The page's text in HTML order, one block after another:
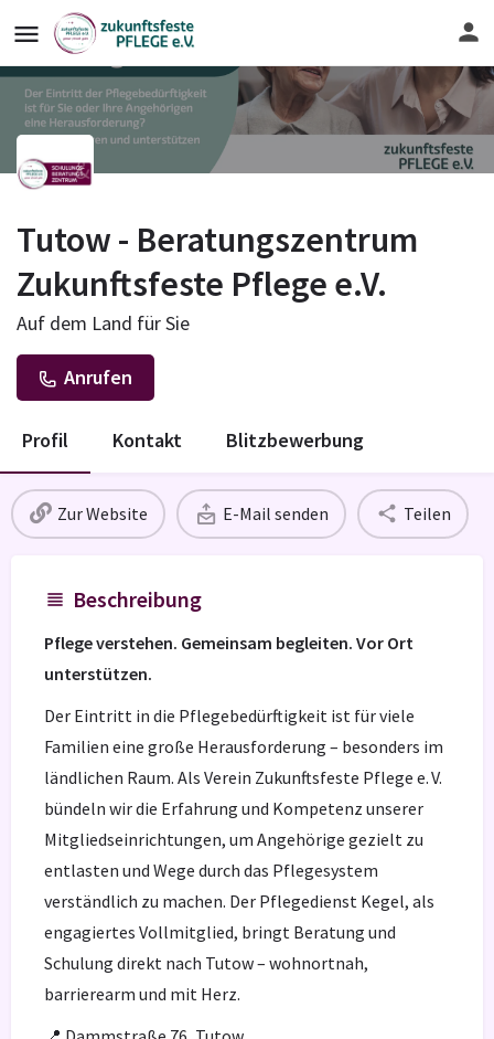
Tutow - Beratungszentrum
Zukunftsfeste Pflege e.V.
Auf dem Land für Sie
Anrufen
Profil Kontakt Blitzbewerbung
Zur Website E-Mail senden Teilen
Beschreibung
Pflege verstehen. Gemeinsam begleiten. Vor Ort
unterstützen.
Der Eintritt in die Pflegebedürftigkeit ist für viele
Familien eine große Herausforderung – besonders im
ländlichen Raum. Als Verein Zukunftsfeste Pflege e. V.
bündeln wir die Erfahrung und Kompetenz unserer
Mitgliedseinrichtungen, um Angehörige gezielt zu
entlasten und Wege durch das Pflegesystem
verständlich zu machen. Der Pflegedienst Kegel, als
engagiertes Vollmitglied, bringt Beratung und
Schulung direkt nach Tutow – wohnortnah,
barrierearm und mit Herz.